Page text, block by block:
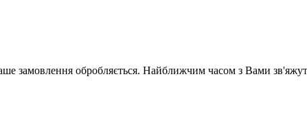
замовлення обробляється. Найближчим часом з Вами